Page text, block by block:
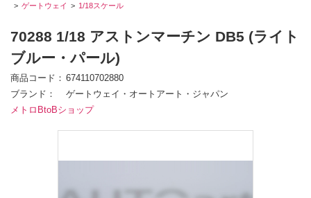
ゲートウェイ
1/18スケール
70288 1/18 アストンマーチン DB5 (ライト
ブルー・パール)
商品コード
674110702880
ブランド
ゲートウェイ・オートアート・ジャパン
メトロBtoBショップ